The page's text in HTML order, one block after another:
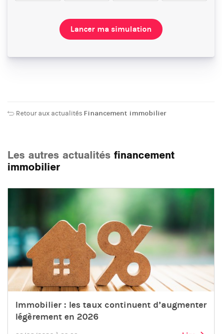
Lancer ma simulation
Retour aux actualités Financement immobilier
Les autres actualités financement
immobilier
Immobilier : les taux continuent d’augmenter
légèrement en 2026